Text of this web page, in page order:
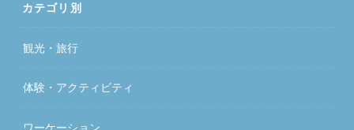
カテゴリ別
観光・旅行
体験・アクティビティ